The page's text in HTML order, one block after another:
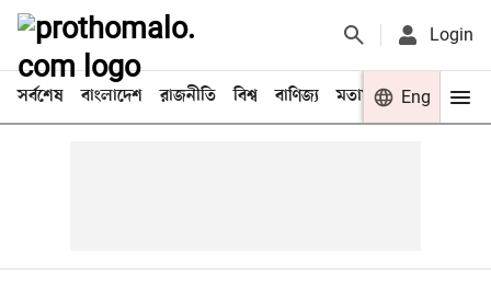
Login
সর্বশেষ বাংলাদেশ রাজনীতি বিশ্ব বাণিজ্য মতামত খেলা
Eng